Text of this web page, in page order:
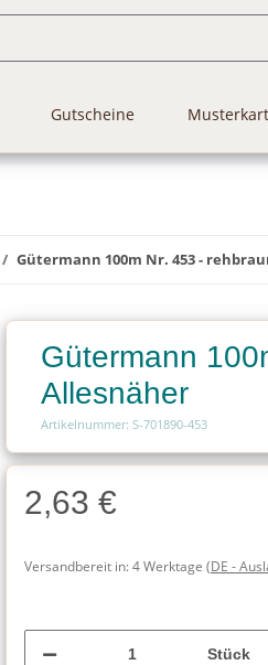
Gutscheine
Gütermann 100m Nr. 453 -
Gütermann
Allesnäher
Artikelnummer: S-701890-453
2,63 €
Versandbereit in:4 Werktage (DE -
Stück